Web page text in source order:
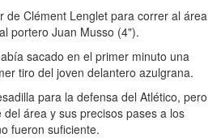
de Clément Lenglet para correr al área
portero Juan Musso (4").
sacado en el primer minuto una
tiro del joven delantero azulgrana.
para la defensa del Atlético, pero
área y sus precisos pases a los
fueron suficiente.